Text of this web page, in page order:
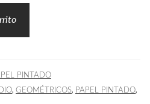
PINTADO
, GEOMÉTRICOS, PAPEL PINTADO,